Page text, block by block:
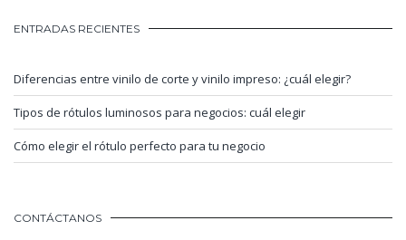
ENTRADAS RECIENTES
Diferencias entre vinilo de corte y vinilo impreso: ¿cuál elegir?
Tipos de rótulos luminosos para negocios: cuál elegir
Cómo elegir el rótulo perfecto para tu negocio
CONTÁCTANOS